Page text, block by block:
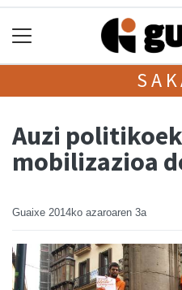
Auzi
mobilizazioa
Guaixe 2014ko azaroaren 3a